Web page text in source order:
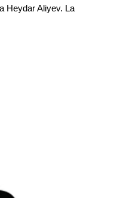
Heydar Aliyev. La